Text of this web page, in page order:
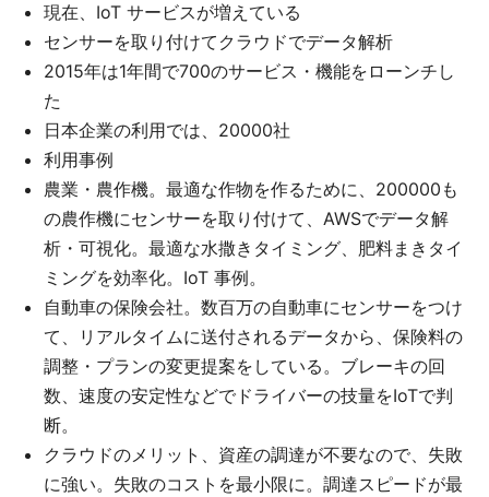
現在、IoT サービスが増えている
センサーを取り付けてクラウドでデータ解析
2015年は1年間で700のサービス・機能をローンチし
た
日本企業の利用では、20000社
利用事例
農業・農作機。最適な作物を作るために、200000も
の農作機にセンサーを取り付けて、AWSでデータ解
析・可視化。最適な水撒きタイミング、肥料まきタイ
ミングを効率化。IoT 事例。
自動車の保険会社。数百万の自動車にセンサーをつけ
て、リアルタイムに送付されるデータから、保険料の
調整・プランの変更提案をしている。ブレーキの回
数、速度の安定性などでドライバーの技量をIoTで判
断。
クラウドのメリット、資産の調達が不要なので、失敗
に強い。失敗のコストを最小限に。調達スピードが最